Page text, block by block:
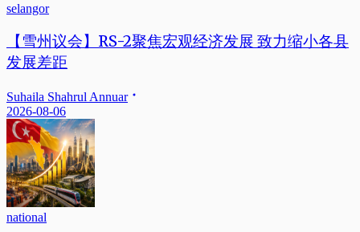
selangor
【雪州议会】RS-2聚焦宏观经济发展 致力缩小各县
发展差距
Suhaila Shahrul Annuar
2026-08-06
national